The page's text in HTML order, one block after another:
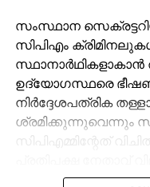
സംസ്ഥാന
സിപിഎം
സ്ഥാനാര്‍ഥികളാകാന്‍
ഉദ്യോഗസ്ഥരെ
നിര്‍ദ്ദേശപത്രിക
ശ്രമിക്കുന്നുവെന്നും
സിപിഎമ്മിന്റേത്